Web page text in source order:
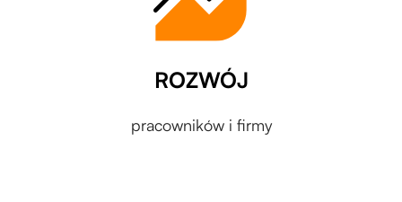
ROZWÓJ
pracowników i firmy